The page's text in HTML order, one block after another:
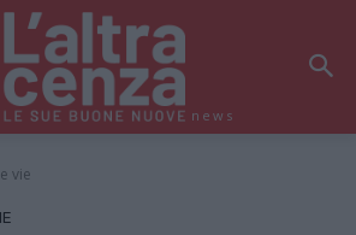
news
vie